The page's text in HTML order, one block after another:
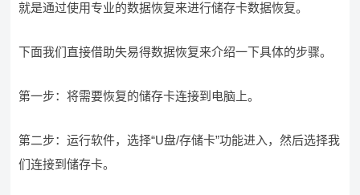
就是通过使用专业的数据恢复来进行储存卡数据恢复。
下面我们直接借助失易得数据恢复来介绍一下具体的步骤。
第一步：将需要恢复的储存卡连接到电脑上。
第二步：运行软件，选择“U盘/存储卡”功能进入，然后选择我
们连接到储存卡。